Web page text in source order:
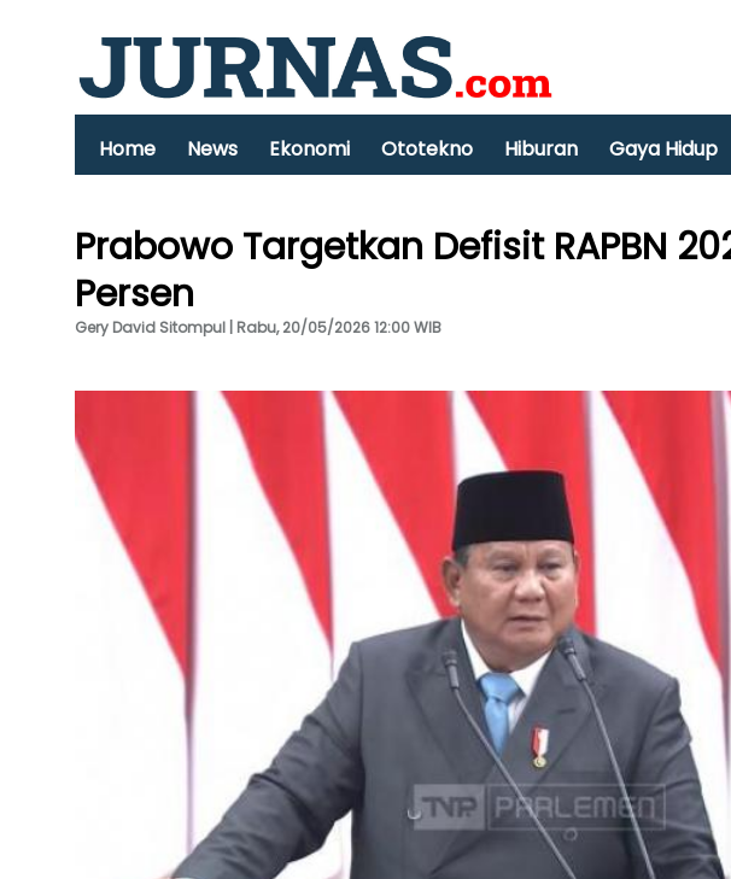
Home News Ekonomi Ototekno Hiburan Gaya Hidup
Prabowo Targetkan Defisit RAPBN
Persen
Gery David Sitompul | Rabu, 20/05/2026 12:00 WIB